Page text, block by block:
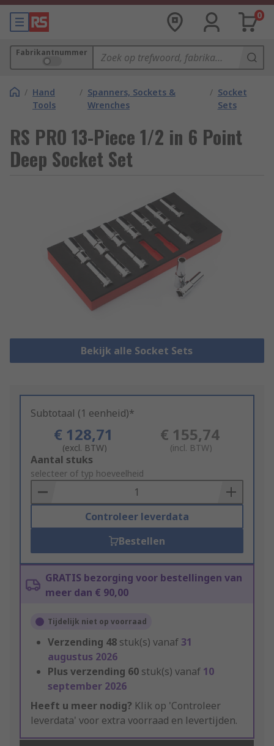
0
Fabrikantnummer
/ Hand
Tools
/ Spanners, Sockets &
Wrenches
/ Socket
Sets
RS PRO 13-Piece 1/2 in 6 Point
Deep Socket Set
Bekijk alle Socket Sets
Subtotaal (1 eenheid)*
€ 128,71
(excl. BTW)
€ 155,74
(incl. BTW)
Add
to
Basket
Aantal stuks
selecteer of typ hoeveelheid
Controleer leverdata
Bestellen
GRATIS bezorging voor bestellingen van
meer dan € 90,00
Tijdelijk niet op voorraad
Verzending 48 stuk(s) vanaf31
augustus 2026
Plus verzending 60 stuk(s) vanaf 10
september 2026
Heeft u meer nodig? Klik op 'Controleer
leverdata' voor extra voorraad en levertijden.